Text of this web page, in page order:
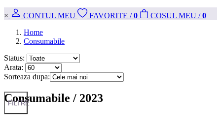
× CONTUL MEU FAVORITE / 0 COSUL MEU / 0
Home
Consumabile
Status:
Arata:
Sorteaza dupa:
FILTRE
Consumabile / 2023